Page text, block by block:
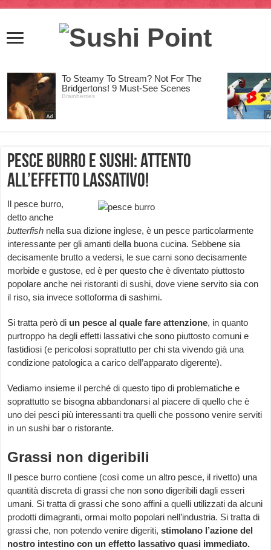
Pesce Burro e Sushi: attento
all’effetto lassativo!
Il pesce burro,
detto anche
butterfish nella sua dizione inglese, è un pesce particolarmente
interessante per gli amanti della buona cucina. Sebbene sia
decisamente brutto a vedersi, le sue carni sono decisamente
morbide e gustose, ed è per questo che è diventato piuttosto
popolare anche nei ristoranti di sushi, dove viene servito sia con
il riso, sia invece sottoforma di sashimi.
Si tratta però di un pesce al quale fare attenzione, in quanto
purtroppo ha degli effetti lassativi che sono piuttosto comuni e
fastidiosi (e pericolosi soprattutto per chi sta vivendo già una
condizione patologica a carico dell’apparato digerente).
Vediamo insieme il perché di questo tipo di problematiche e
soprattutto se bisogna abbandonarsi al piacere di quello che è
uno dei pesci più interessanti tra quelli che possono venire serviti
in un sushi bar o ristorante.
Grassi non digeribili
Il pesce burro contiene (così come un altro pesce, il rivetto) una
quantità discreta di grassi che non sono digeribili dagli esseri
umani. Si tratta di grassi che sono affini a quelli utilizzati da alcuni
prodotti dimagranti, ormai molto popolari nell’industria. Si tratta di
grassi che, non potendo venire digeriti, stimolano l’azione del
nostro intestino con un effetto lassativo quasi immediato.